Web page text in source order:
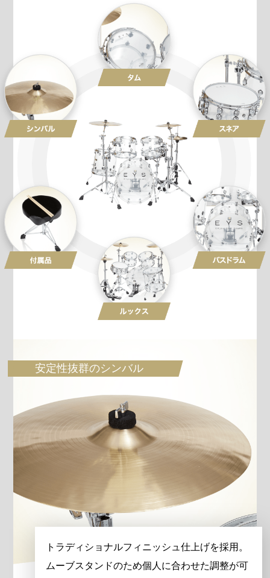
安定性抜群のシンバル
トラディショナルフィニッシュ仕上げを採用。
ムーブスタンドのため個人に合わせた調整が可